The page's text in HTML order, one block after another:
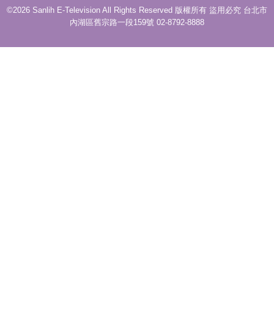
©2026 Sanlih E-Television All Rights Reserved 版權所有 盜用必究 台北市
內湖區舊宗路一段159號 02-8792-8888